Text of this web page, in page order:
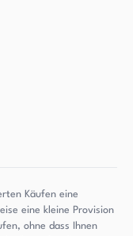
Käufen eine
eine kleine Provision
ohne dass Ihnen